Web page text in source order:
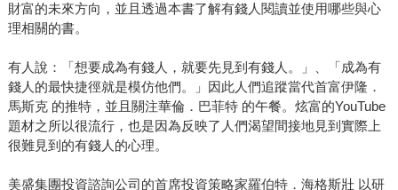
財富的未來方向，並且透過本書了解有錢人閱讀並使用哪些與心
理相關的書。
有人說：「想要成為有錢人，就要先見到有錢人。」、「成為有
錢人的最快捷徑就是模仿他們。」因此人們追蹤當代首富伊隆．
馬斯克 的推特，並且關注華倫．巴菲特 的午餐。炫富的YouTube
題材之所以很流行，也是因為反映了人們渴望間接地見到實際上
很難見到的有錢人的心理。
美盛集團投資諮詢公司的首席投資策略家羅伯特．海格斯壯 以研